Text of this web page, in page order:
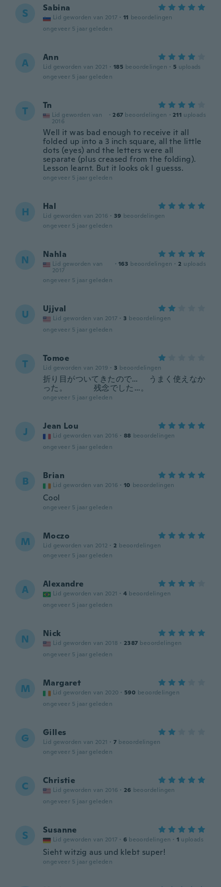
S Sabina
Lid geworden van 2017 · 11 beoordelingen
ongeveer 5 jaar geleden
A Ann
Lid geworden van 2021 · 185 beoordelingen · 5 uploads
ongeveer 5 jaar geleden
T Tn
Lid geworden van
2016
· 267 beoordelingen · 211 uploads
Well it was bad enough to receive it all
folded up into a 3 inch square, all the little
dots (eyes) and the letters were all
separate (plus creased from the folding).
Lesson learnt. But it looks ok I guesss.
ongeveer 5 jaar geleden
H Hal
Lid geworden van 2016 · 39 beoordelingen
ongeveer 5 jaar geleden
N Nahla
Lid geworden van
2017
· 163 beoordelingen · 2 uploads
ongeveer 5 jaar geleden
U Ujjval
Lid geworden van 2017 · 3 beoordelingen
ongeveer 5 jaar geleden
T Tomoe
Lid geworden van 2019 · 3 beoordelingen
折り目がついてきたので… うまく使えなか
った。 残念でした…。
ongeveer 5 jaar geleden
J Jean Lou
Lid geworden van 2016 · 88 beoordelingen
ongeveer 5 jaar geleden
B Brian
Lid geworden van 2016 · 10 beoordelingen
Cool
ongeveer 5 jaar geleden
M Moczo
Lid geworden van 2012 · 2 beoordelingen
ongeveer 5 jaar geleden
A Alexandre
Lid geworden van 2021 · 4 beoordelingen
ongeveer 5 jaar geleden
N Nick
Lid geworden van 2018 · 2387 beoordelingen
ongeveer 5 jaar geleden
M Margaret
Lid geworden van 2020 · 590 beoordelingen
ongeveer 5 jaar geleden
G Gilles
Lid geworden van 2021 · 7 beoordelingen
ongeveer 5 jaar geleden
C Christie
Lid geworden van 2016 · 26 beoordelingen
ongeveer 5 jaar geleden
S Susanne
Lid geworden van 2017 · 6 beoordelingen · 1 uploads
Sieht witzig aus und klebt super!
ongeveer 5 jaar geleden